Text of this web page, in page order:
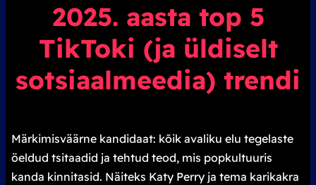
2025. aasta top 5
TikToki (ja üldiselt
sotsiaalmeedia) trendi
Märkimisväärne kandidaat: kõik avaliku elu tegelaste
öeldud tsitaadid ja tehtud teod, mis popkultuuris
kanda kinnitasid. Näiteks Katy Perry ja tema karikakra